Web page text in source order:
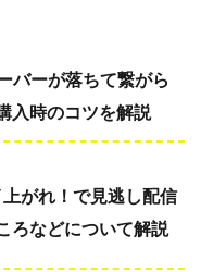
バーが落ちて繋がら
入時のコツを解説
がれ！で見逃し配信
ろなどについて解説